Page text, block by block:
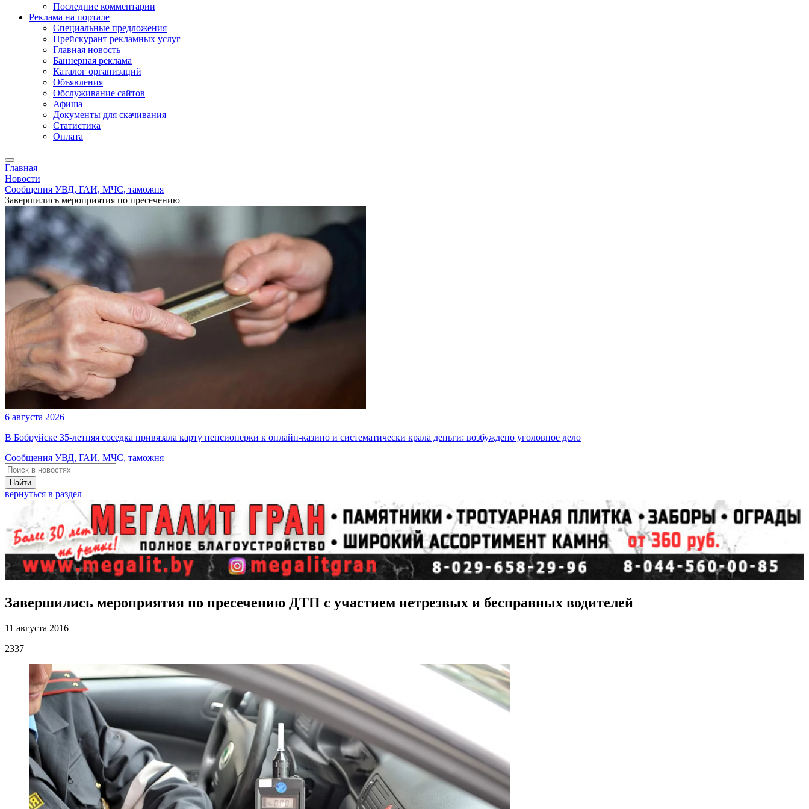
Последние комментарии
Реклама на портале
Специальные предложения
Прейскурант рекламных услуг
Главная новость
Баннерная реклама
Каталог организаций
Объявления
Обслуживание сайтов
Афиша
Документы для скачивания
Статистика
Оплата
Главная
Новости
Сообщения УВД, ГАИ, МЧС, таможня
Завершились мероприятия по пресечению
6 августа 2026
В Бобруйске 35-летняя соседка привязала карту пенсионерки к онлайн-казино и систематически крала деньги: возбуждено уголовное дело
Сообщения УВД, ГАИ, МЧС, таможня
Найти
вернуться в раздел
Завершились мероприятия по пресечению ДТП с участием нетрезвых и бесправных водителей
11 августа 2016
2337